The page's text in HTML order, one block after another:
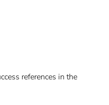
references in the